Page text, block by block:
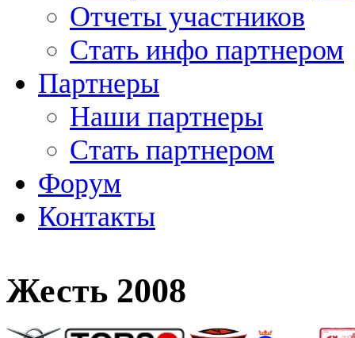
Отчеты участников
Стать инфо партнером
Партнеры
Наши партнеры
Стать партнером
Форум
Контакты
Жесть 2008